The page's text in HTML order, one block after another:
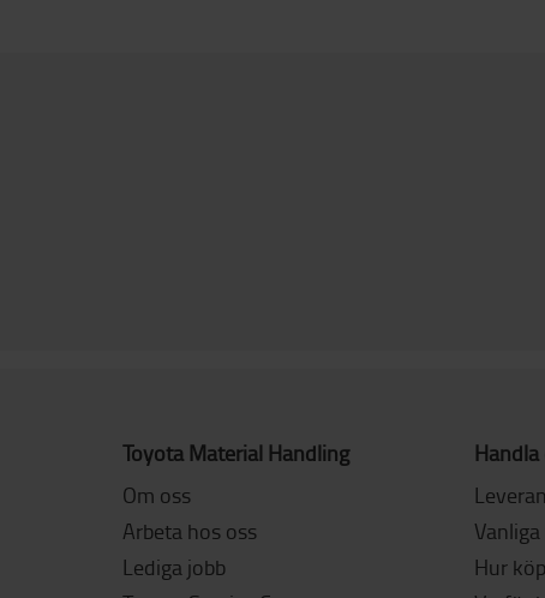
Toyota Material Handling
Om oss
Arbeta hos oss
Lediga jobb
Hur